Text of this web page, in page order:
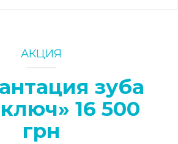
АКЦИЯ
зуба
16 500
грн